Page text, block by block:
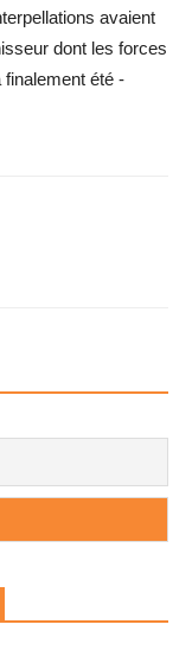
avaient
dont les forces
­finalement été